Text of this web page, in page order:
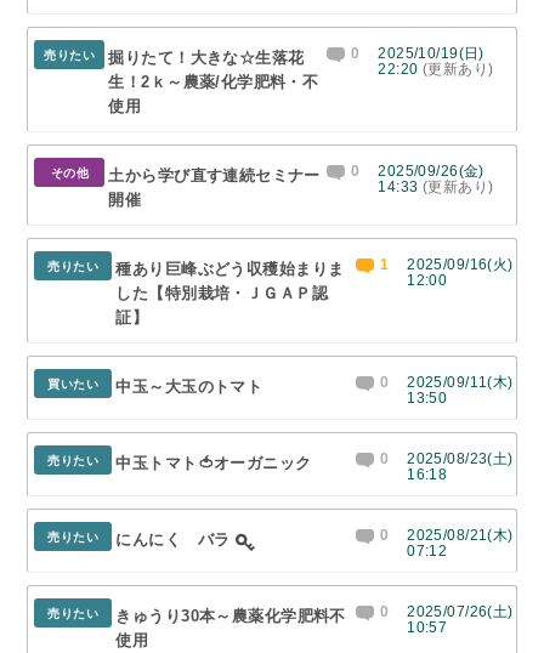
売りたい
掘りたて！大きな☆生落花
生！2ｋ～農薬/化学肥料・不
使用
0
2025/10/19(日)
22:20 (更新あり)
その他
土から学び直す連続セミナー
開催
0
2025/09/26(金)
14:33 (更新あり)
売りたい
種あり巨峰ぶどう収穫始まりま
した【特別栽培・ＪＧＡＰ認
証】
1
2025/09/16(火)
12:00
買いたい 中玉～大玉のトマト 0
2025/09/11(木)
13:50
売りたい 中玉トマト🍅オーガニック 0
2025/08/23(土)
16:18
売りたい にんにく バラ 0
2025/08/21(木)
07:12
売りたい
きゅうり30本～農薬化学肥料不
使用
0
2025/07/26(土)
10:57